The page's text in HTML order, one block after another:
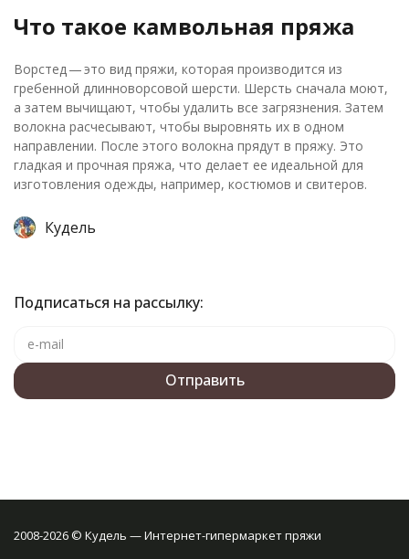
Что такое камвольная пряжа
Ворстед — это вид пряжи, которая производится из
гребенной длинноворсовой шерсти. Шерсть сначала моют,
а затем вычищают, чтобы удалить все загрязнения. Затем
волокна расчесывают, чтобы выровнять их в одном
направлении. После этого волокна прядут в пряжу. Это
гладкая и прочная пряжа, что делает ее идеальной для
изготовления одежды, например, костюмов и свитеров.
Кудель
Подписаться на рассылку:
2008-2026 © Кудель — Интернет-гипермаркет пряжи